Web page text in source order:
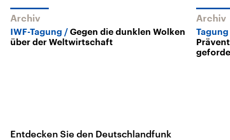
Archiv
IWF-Tagung
Gegen die dunklen Wolken
über der Weltwirtschaft
Archiv
Entdecken Sie den Deutschlandfunk